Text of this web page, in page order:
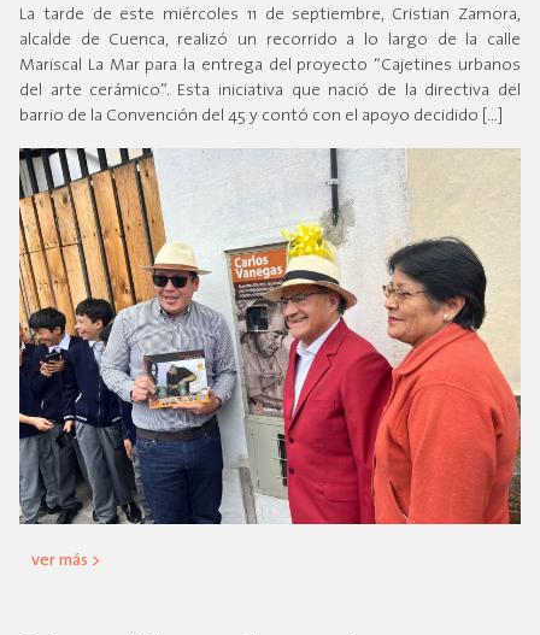
La tarde de este miércoles 11 de septiembre, Cristian Zamora,
alcalde de Cuenca, realizó un recorrido a lo largo de la calle
Mariscal La Mar para la entrega del proyecto “Cajetines urbanos
del arte cerámico”. Esta iniciativa que nació de la directiva del
barrio de la Convención del 45 y contó con el apoyo decidido […]
ver más >